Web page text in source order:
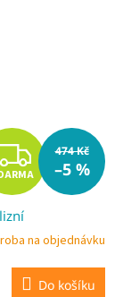
Z
D
A
R
474 Kč
–5 %
na objednávku
Do košíku